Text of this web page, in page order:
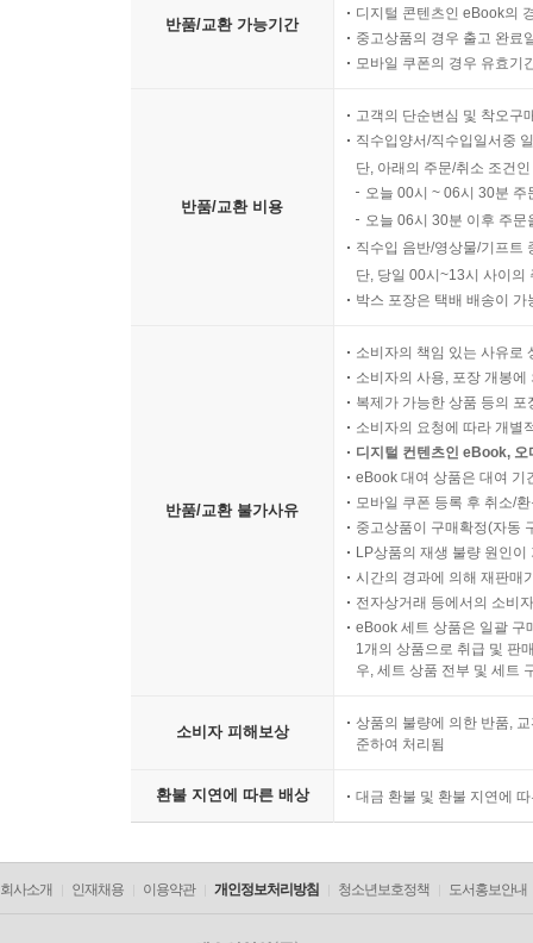
반품/교환 가능기간
디지털 콘텐츠인 eBook의
중고상품의 경우 출고 완료
모바일 쿠폰의 경우 유효기
반품/교환 비용
고객의 단순변심 및 착오구
직수입양서/직수입일서중
단, 아래의 주문/취소 조건
오늘 00시 ~ 06시 30분
오늘 06시 30분 이후 주
직수입 음반/영상물/기프트
단, 당일 00시~13시 사이의
박스 포장은 택배 배송이
반품/교환 불가사유
소비자의 책임 있는 사유로
소비자의 사용, 포장 개봉
복제가 가능한 상품 등의
소비자의 요청에 따라 개별
디지털 컨텐츠인 eBook,
eBook 대여 상품은 대여 기
모바일 쿠폰 등록 후 취소/
중고상품이 구매확정(자동
LP상품의 재생 불량 원인
시간의 경과에 의해 재판매
전자상거래 등에서의 소비
eBook 세트 상품은 일괄 구
1개의 상품으로 취급 및 판
우, 세트 상품 전부 및 세트
소비자 피해보상
상품의 불량에 의한 반품,
준하여 처리됨
환불 지연에 따른 배상 대금 환불 및 환불 지연에
회사소개 인재채용 이용약관 개인정보처리방침 청소년보호정책 도서홍보안내